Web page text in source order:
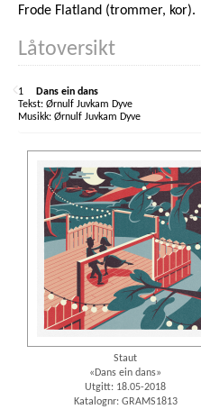
Frode Flatland (trommer, kor).
Låtoversikt
1
Dans ein dans
Ørnulf Juvkam Dyve
Ørnulf Juvkam Dyve
Staut
«Dans ein dans»
Utgitt: 18.05-2018
Katalognr: GRAMS1813